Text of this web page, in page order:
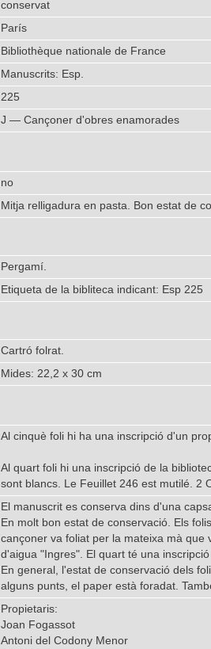
conservat
París
Bibliothèque nationale de France
Manuscrits: Esp.
225
J — Cançoner d'obres enamorades
no
Mitja relligadura en pasta. Bon estat de
Pergamí.
Etiqueta de la bibliteca indicant: Esp 225
Cartró folrat.
Mides: 22,2 x 30 cm
Al cinquè foli hi ha una inscripció d'un
Al quart foli hi una inscripció de la
sont blancs. Le Feuillet 246 est mutilé. 2
El manuscrit es conserva dins d'una
En molt bon estat de conservació. Els
cançoner va foliat per la mateixa mà
d'aigua "Ingres". El quart té una
En general, l'estat de conservació dels
alguns punts, el paper està foradat.
Propietaris:
Joan Fogassot
Antoni del Codony Menor